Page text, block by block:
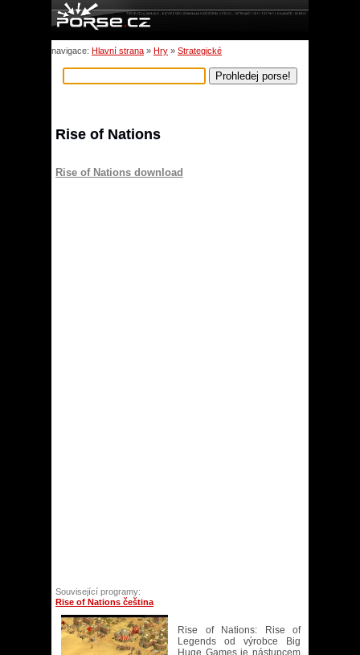
navigace: Hlavní strana » Hry » Strategické
Rise of Nations
Rise of Nations download
Související programy:
Rise of Nations čeština
Rise of Nations: Rise of
Legends od výrobce Big
Huge Games je nástupcem